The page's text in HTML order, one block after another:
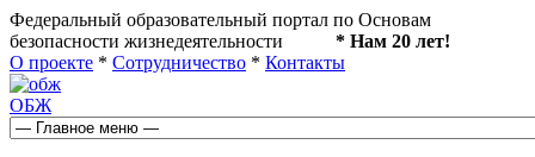
Федеральный образовательный портал по Основам
безопасности жизнедеятельности * Нам 20 лет!
О проекте * Сотрудничество * Контакты
ОБЖ